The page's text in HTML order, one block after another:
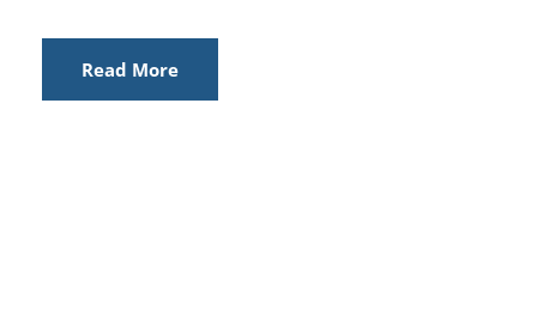
Read More